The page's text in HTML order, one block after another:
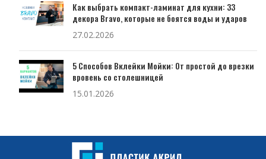
Как выбрать компакт-ламинат для кухни: 33
декора Bravo, которые не боятся воды и ударов
27.02.2026
5 Способов Вклейки Мойки: От простой до врезки
вровень со столешницей
15.01.2026